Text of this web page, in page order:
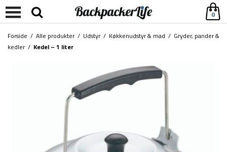
0
Forside / Alle produkter/ Udstyr/ Køkkenudstyr & mad / Gryder, pander &
kedler/ Kedel – 1 liter